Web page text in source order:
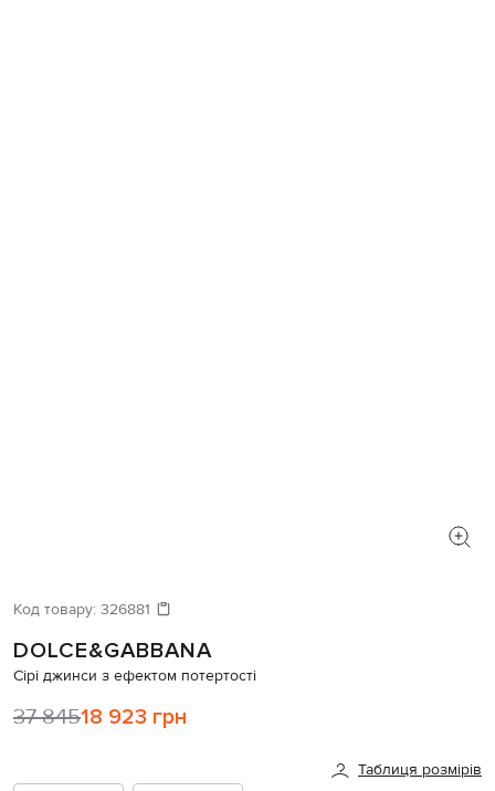
Код товару: 326881
DOLCE&GABBANA
Сірі джинси з ефектом потертості
37 84518 923 грн
Таблиця розмірів